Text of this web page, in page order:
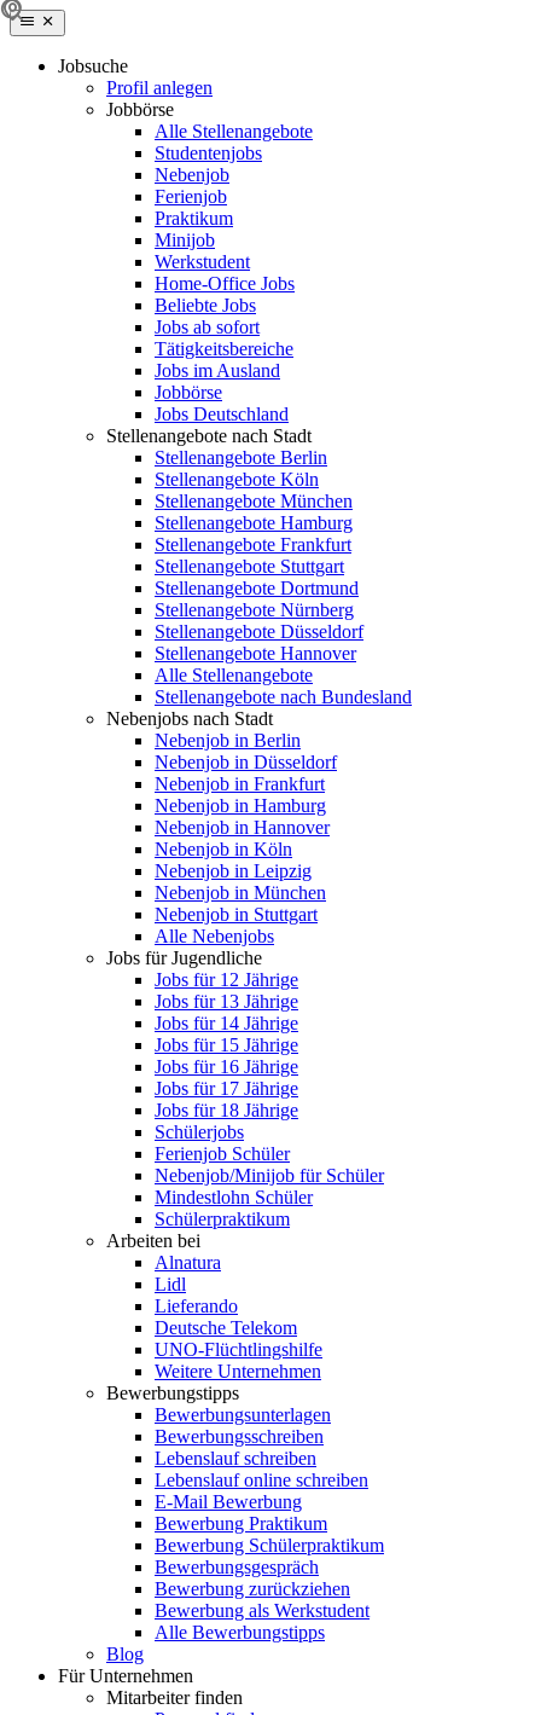
Jobsuche
Profil anlegen
Jobbörse
Alle Stellenangebote
Studentenjobs
Nebenjob
Ferienjob
Praktikum
Minijob
Werkstudent
Home-Office Jobs
Beliebte Jobs
Jobs ab sofort
Tätigkeitsbereiche
Jobs im Ausland
Jobbörse
Jobs Deutschland
Stellenangebote nach Stadt
Stellenangebote Berlin
Stellenangebote Köln
Stellenangebote München
Stellenangebote Hamburg
Stellenangebote Frankfurt
Stellenangebote Stuttgart
Stellenangebote Dortmund
Stellenangebote Nürnberg
Stellenangebote Düsseldorf
Stellenangebote Hannover
Alle Stellenangebote
Stellenangebote nach Bundesland
Nebenjobs nach Stadt
Nebenjob in Berlin
Nebenjob in Düsseldorf
Nebenjob in Frankfurt
Nebenjob in Hamburg
Nebenjob in Hannover
Nebenjob in Köln
Nebenjob in Leipzig
Nebenjob in München
Nebenjob in Stuttgart
Alle Nebenjobs
Jobs für Jugendliche
Jobs für 12 Jährige
Jobs für 13 Jährige
Jobs für 14 Jährige
Jobs für 15 Jährige
Jobs für 16 Jährige
Jobs für 17 Jährige
Jobs für 18 Jährige
Schülerjobs
Ferienjob Schüler
Nebenjob/Minijob für Schüler
Mindestlohn Schüler
Schülerpraktikum
Arbeiten bei
Alnatura
Lidl
Lieferando
Deutsche Telekom
UNO-Flüchtlingshilfe
Weitere Unternehmen
Bewerbungstipps
Bewerbungsunterlagen
Bewerbungsschreiben
Lebenslauf schreiben
Lebenslauf online schreiben
E-Mail Bewerbung
Bewerbung Praktikum
Bewerbung Schülerpraktikum
Bewerbungsgespräch
Bewerbung zurückziehen
Bewerbung als Werkstudent
Alle Bewerbungstipps
Blog
Für Unternehmen
Mitarbeiter finden